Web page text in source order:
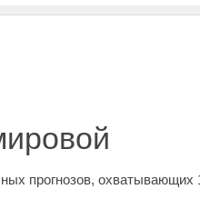
прогнозов, охватывающих